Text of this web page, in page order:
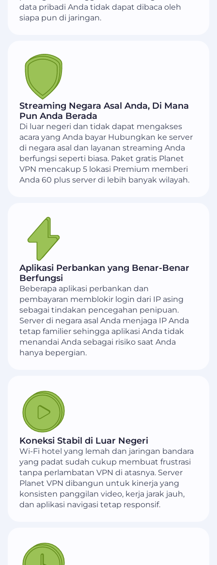
data pribadi Anda tidak dapat dibaca oleh
siapa pun di jaringan.
Streaming Negara Asal Anda, Di Mana
Pun Anda Berada
Di luar negeri dan tidak dapat mengakses
acara yang Anda bayar Hubungkan ke server
di negara asal dan layanan streaming Anda
berfungsi seperti biasa. Paket gratis Planet
VPN mencakup 5 lokasi Premium memberi
Anda 60 plus server di lebih banyak wilayah.
Aplikasi Perbankan yang Benar-Benar
Berfungsi
Beberapa aplikasi perbankan dan
pembayaran memblokir login dari IP asing
sebagai tindakan pencegahan penipuan.
Server di negara asal Anda menjaga IP Anda
tetap familier sehingga aplikasi Anda tidak
menandai Anda sebagai risiko saat Anda
hanya bepergian.
Koneksi Stabil di Luar Negeri
Wi-Fi hotel yang lemah dan jaringan bandara
yang padat sudah cukup membuat frustrasi
tanpa perlambatan VPN di atasnya. Server
Planet VPN dibangun untuk kinerja yang
konsisten panggilan video, kerja jarak jauh,
dan aplikasi navigasi tetap responsif.